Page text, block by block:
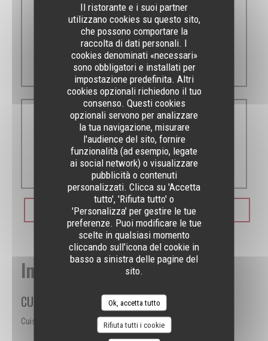
Il ristorante e i suoi partner
utilizzano cookies su questo sito,
che possono comportare la
raccolta di dati personali. I
cookies denominati «necessari»
sono obbligatori e installati per
impostazione predefinita. Altri
cookies opzionali richiedono il tuo
consenso. Questi cookies
opzionali servono per analizzare
la tua navigazione, misurare
l'audience del sito, fornire
funzionalità (ad esempio, legate
ai social network) o visualizzare
pubblicità o contenuti
personalizzati. Clicca su 'Accetta
tutto', 'Rifiuta tutto' o
'Personalizza' per gestire le tue
preferenze. Puoi modificare le tue
scelte in qualsiasi momento
cliccando sull'icona del cookie in
basso a sinistra delle pagine del
sito.
Ok, accetta tutto
Rifiuta tutti i cookie
Gio-Sab
12:00 - 01:00
Domenica
Chiuso
PRENOTA
Informazioni pratiche
CUCINA
Cuisine à partager, , Homard
Lovster